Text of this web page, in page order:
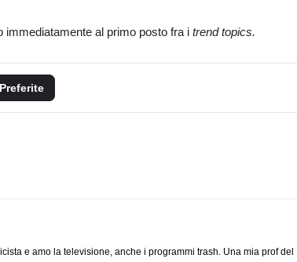
immediatamente al primo posto fra i trend topics.
Preferite
e amo la televisione, anche i programmi trash. Una mia prof del